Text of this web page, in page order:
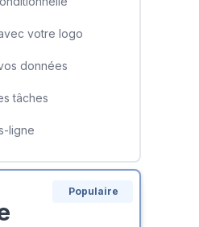
votre logo
données
tâches
ligne
Populaire